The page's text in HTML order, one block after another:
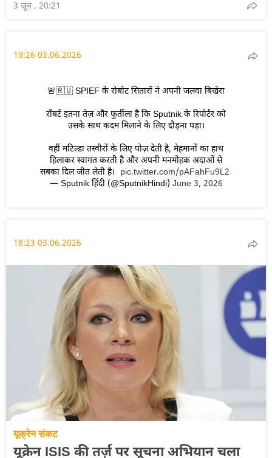
3 जून , 20:21
19:26 03.06.2026
🚨🇷🇺 SPIEF के रोबोट सितारों ने अपनी जलवा बिखेरा
रॉबर्ट इतना तेज़ और फुर्तीला है कि Sputnik के रिपोर्टर को
उसके साथ कदम मिलाने के लिए दौड़ना पड़ा।
वहीं मटिल्डा तस्वीरों के लिए पोज़ देती है, मेहमानों का हाथ
हिलाकर स्वागत करती है और अपनी मनमोहक अदाओं से
सबका दिल जीत लेती है। pic.twitter.com/pAFahFu9L2
— Sputnik हिंदी (@SputnikHindi) June 3, 2026
18:23 03.06.2026
यूक्रेन संकट
यूक्रेन ISIS की तर्ज़ पर सूचना अभियान चला